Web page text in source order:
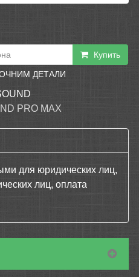
Купить
ДЕТАЛИ
PRO MAX
для юридических лиц,
лиц, оплата